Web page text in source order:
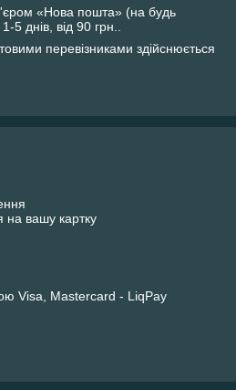
«Нова пошта» (на будь
5 днів, від 90 грн..
перевізниками здійснюється
на вашу картку
Visa, Mastercard - LiqPay